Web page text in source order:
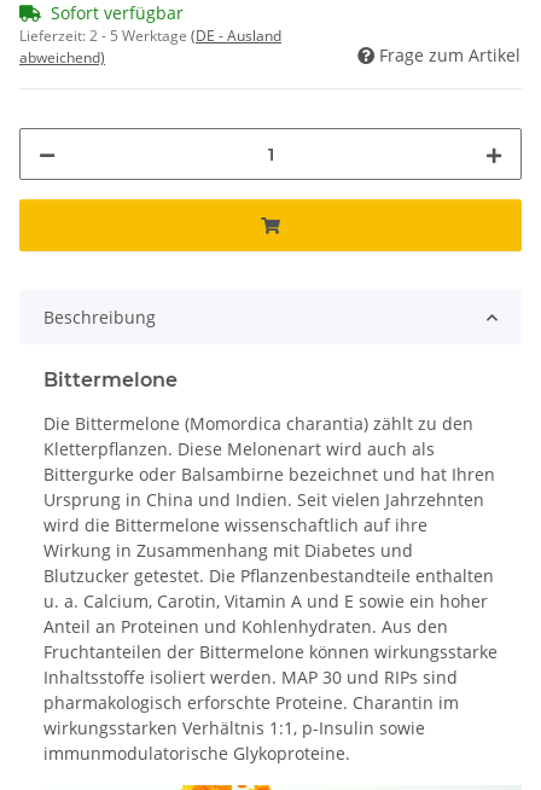
Sofort verfügbar
Lieferzeit:2 - 5 Werktage (DE - Ausland
abweichend)
Frage zum Artikel
Beschreibung
Bittermelone
Die Bittermelone (Momordica charantia) zählt zu den
Kletterpflanzen. Diese Melonenart wird auch als
Bittergurke oder Balsambirne bezeichnet und hat Ihren
Ursprung in China und Indien. Seit vielen Jahrzehnten
wird die Bittermelone wissenschaftlich auf ihre
Wirkung in Zusammenhang mit Diabetes und
Blutzucker getestet. Die Pflanzenbestandteile enthalten
u. a. Calcium, Carotin, Vitamin A und E sowie ein hoher
Anteil an Proteinen und Kohlenhydraten. Aus den
Fruchtanteilen der Bittermelone können wirkungsstarke
Inhaltsstoffe isoliert werden. MAP 30 und RIPs sind
pharmakologisch erforschte Proteine. Charantin im
wirkungsstarken Verhältnis 1:1, p-Insulin sowie
immunmodulatorische Glykoproteine.